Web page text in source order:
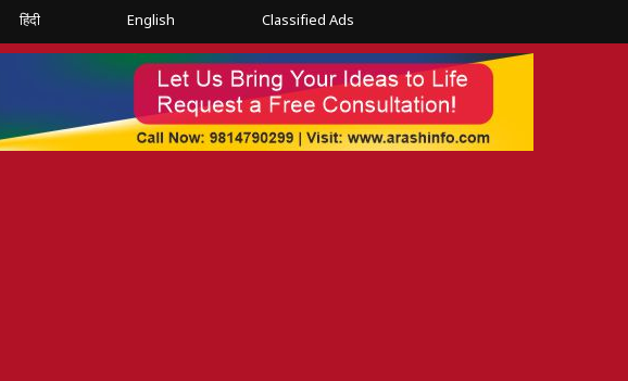
हिंदी English Classified Ads